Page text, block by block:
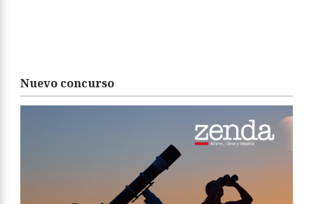
Nuevo concurso